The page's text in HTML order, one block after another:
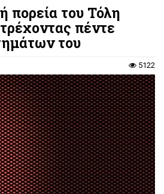
πορεία του Τόλη
πέντε
του
5122